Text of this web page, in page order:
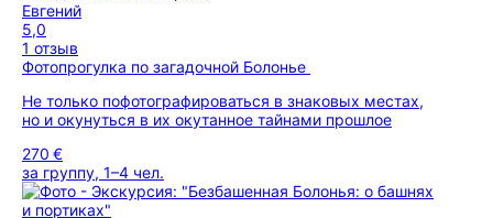
Евгений
5,0
1 отзыв
Фотопрогулка по загадочной Болонье
Не только пофотографироваться в знаковых местах,
но и окунуться в их окутанное тайнами прошлое
270 €
за группу, 1–4 чел.